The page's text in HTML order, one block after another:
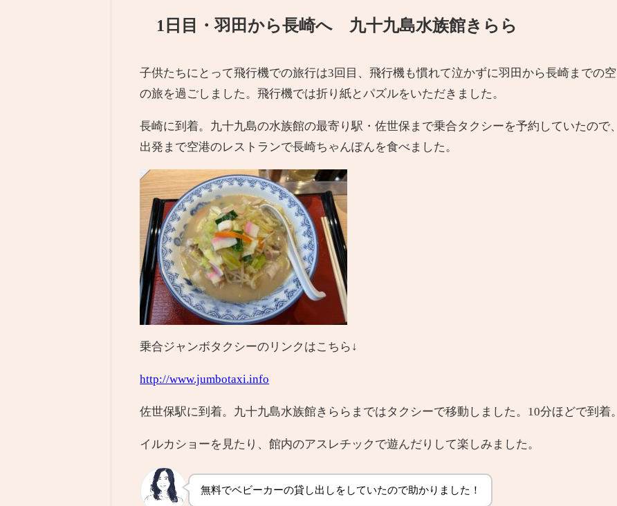
1日目・羽田から長崎へ 九十九島水族館きらら
子供たちにとって飛行機での旅行は3回目、飛行機も慣れて泣かずに羽田から長崎までの空
の旅を過ごしました。飛行機では折り紙とパズルをいただきました。
長崎に到着。九十九島の水族館の最寄り駅・佐世保まで乗合タクシーを予約していたので、
出発まで空港のレストランで長崎ちゃんぽんを食べました。
乗合ジャンボタクシーのリンクはこちら↓
http://www.jumbotaxi.info
佐世保駅に到着。九十九島水族館きららまではタクシーで移動しました。10分ほどで到着。
イルカショーを見たり、館内のアスレチックで遊んだりして楽しみました。
無料でベビーカーの貸し出しをしていたので助かりました！